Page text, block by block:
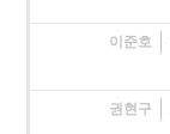
이준호
권현구